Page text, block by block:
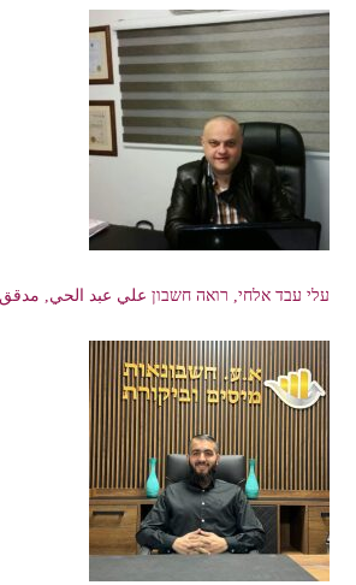
עלי עבד אלחי, רואה חשבון علي عبد الحي,